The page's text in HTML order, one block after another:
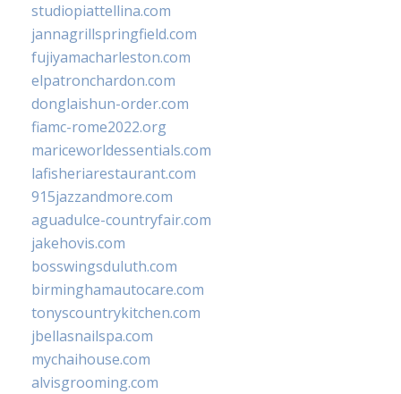
studiopiattellina.com
jannagrillspringfield.com
fujiyamacharleston.com
elpatronchardon.com
donglaishun-order.com
fiamc-rome2022.org
mariceworldessentials.com
lafisheriarestaurant.com
915jazzandmore.com
aguadulce-countryfair.com
jakehovis.com
bosswingsduluth.com
birminghamautocare.com
tonyscountrykitchen.com
jbellasnailspa.com
mychaihouse.com
alvisgrooming.com